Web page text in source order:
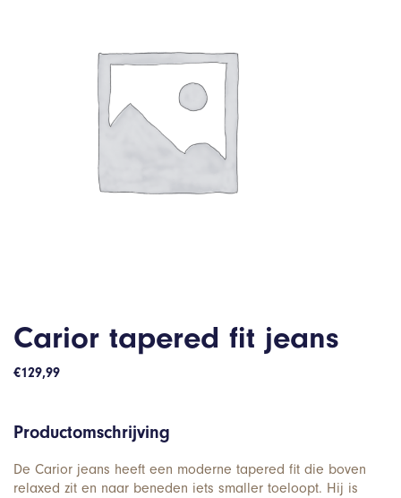
Carior tapered fit jeans
€129,99
Productomschrijving
De Carior jeans heeft een moderne tapered fit die boven
relaxed zit en naar beneden iets smaller toeloopt. Hij is